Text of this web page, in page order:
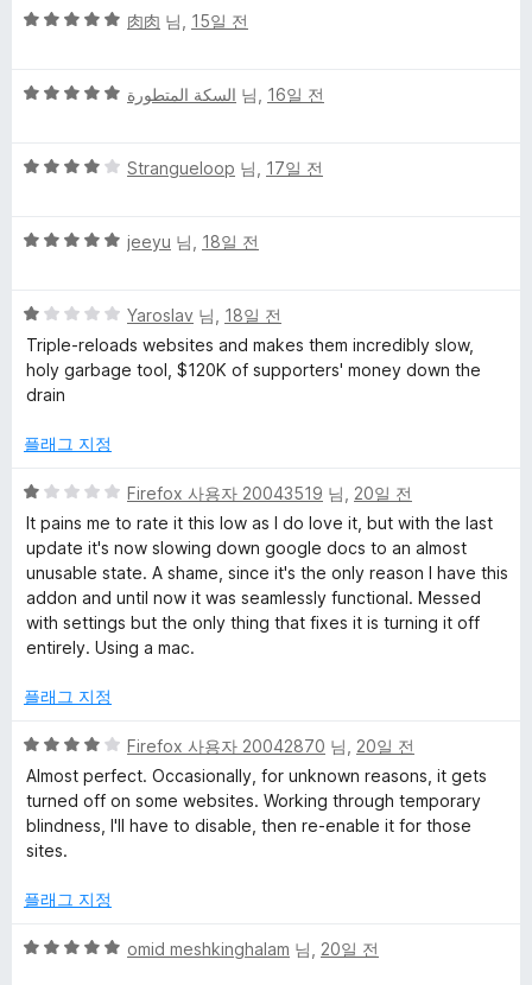
5
5
점
점
肉肉 님, 15일 전
5
점
점
السكة المتطورة 님, 16일 전
5
점
점
Strangueloop 님, 17일 전
5
점
에
5
점
jeeyu 님, 18일 전
5
점
만
점
1
Yaroslav 님, 18일 전
Triple-reloads websites and makes them incredibly slow,
holy garbage tool, $120K of supporters' money down the
drain
플래그 지정
5
점
만
점
에
1
점
Firefox 사용자 20043519 님, 20일 전
It pains me to rate it this low as I do love it, but with the last
update it's now slowing down google docs to an almost
unusable state. A shame, since it's the only reason I have this
addon and until now it was seamlessly functional. Messed
with settings but the only thing that fixes it is turning it off
entirely. Using a mac.
플래그 지정
5
점
만
점
에
점
Firefox 사용자 20042870 님, 20일 전
Almost perfect. Occasionally, for unknown reasons, it gets
turned off on some websites. Working through temporary
blindness, I'll have to disable, then re-enable it for those
sites.
플래그 지정
5
omid meshkinghalam 님, 20일 전